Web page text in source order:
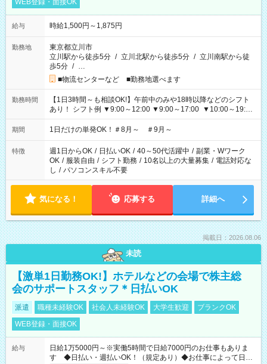
WEB登録・面接OK
給与 時給1,500円～1,875円
勤務地
東京都立川市
立川駅から徒歩5分 / 立川北駅から徒歩5分 / 立川南駅から徒
歩5分 / …
■物流センターなど ■勤務地選べます
勤務時間
【1日3時間～も相談OK!】午前中のみや18時以降などのシフト
あり！ シフト例 ▼9:00～12:00 ▼9:00～17:00 ▼10:00～19:00
▼18:00～21:00
期間 1日だけの単発OK！＃8月～ ＃9月～
特徴 週1日からOK / 日払いOK / 40～50代活躍中 / 副業・Wワーク
OK / 服装自由 / シフト勤務 / 10名以上の大量募集 / 電話対応な
し / パソコンスキル不要
気になる！ 応募する 詳細へ
掲載日：2026.08.06
未読
【激単1日勤務OK!】ホテルなどの会場で株主総
会のサポートスタッフ＊日払いOK
派遣 職種未経験OK 社会人未経験OK 大学生歓迎
ブランクOK
WEB登録・面接OK
給与
日給1万5000円～※実働5時間で日給7000円のお仕事もありま
す ◆日払い・週払いOK！（規定あり）◆お仕事によって日給